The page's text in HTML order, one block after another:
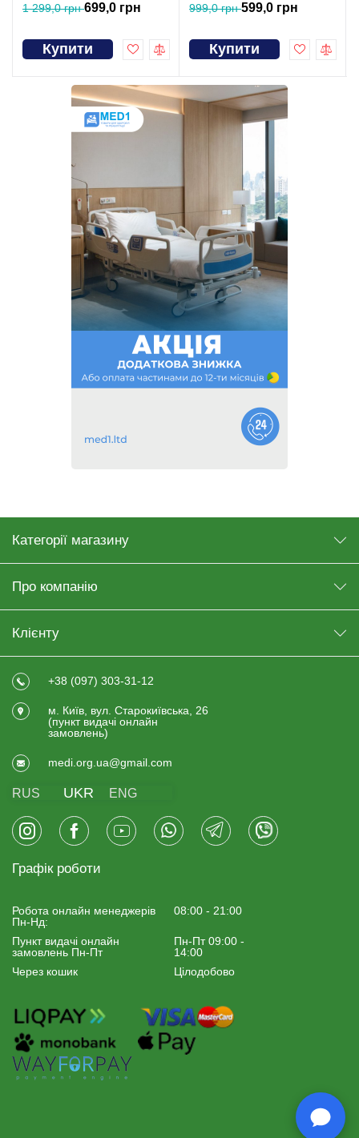
1 299,0 грн699,0 грн
Купити
999,0 грн599,0 грн
Купити
Категорії магазину
Про компанію
Клієнту
+38 (097) 303-31-12
м. Київ, вул. Старокиївська, 26
(пункт видачi онлайн
замовлень)
medi.org.ua@gmail.com
RUS UKR ENG
Графік роботи
Робота онлайн менеджерiв
Пн-Нд:
08:00 - 21:00
Пункт видачі онлайн
замовлень Пн-Пт
Пн-Пт 09:00 -
14:00
Через кошик
Цілодобово